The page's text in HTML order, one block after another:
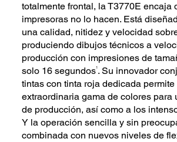
totalmente frontal, la T3770E encaja
impresoras no lo hacen. Está
una calidad, nitidez y velocidad
produciendo dibujos técnicos a
producción con impresiones de
solo 16 segundos1. Su innovador
tintas con tinta roja dedicada permite
extraordinaria gama de colores para
de producción, así como a los
Y la operación sencilla y sin
combinada con nuevos niveles de